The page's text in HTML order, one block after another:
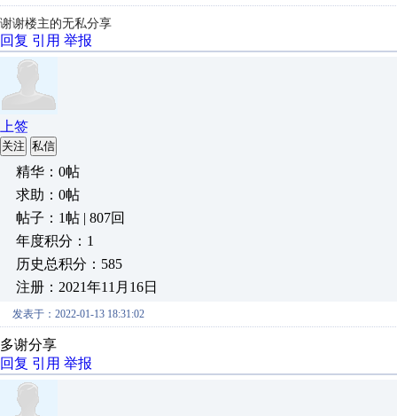
谢谢楼主的无私分享
回复 引用 举报
上签
关注 私信
精华：0帖
求助：0帖
帖子：1帖 | 807回
年度积分：1
历史总积分：585
注册：2021年11月16日
发表于：2022-01-13 18:31:02
多谢分享
回复 引用 举报